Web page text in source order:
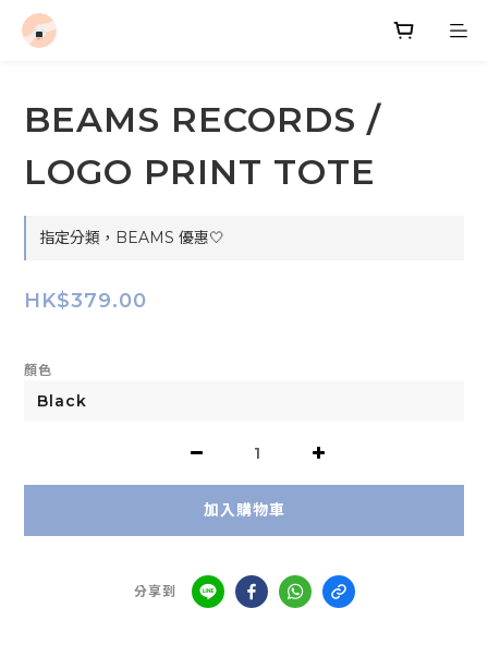
BEAMS RECORDS /
LOGO PRINT TOTE
指定分類，BEAMS 優惠🤍
HK$379.00
顏色
加入購物車
分享到